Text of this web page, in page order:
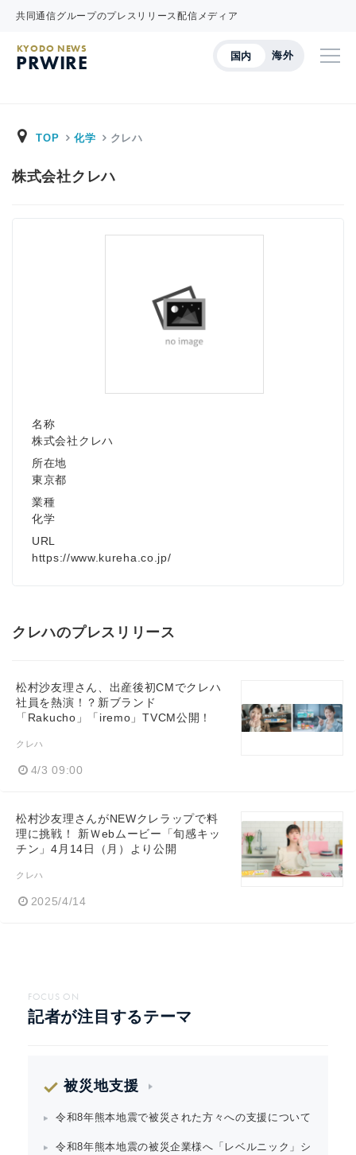
共同通信グループのプレスリリース配信メディア
国内 海外
KYODO NEWS
PRWIRE
TOP 化学 クレハ
株式会社クレハ
名称
株式会社クレハ
所在地
東京都
業種
化学
URL
https://www.kureha.co.jp/
クレハのプレスリリース
松村沙友理さん、出産後初CMでクレハ
社員を熱演！？新ブランド
「Rakucho」「iremo」TVCM公開！
クレハ
4/3 09:00
松村沙友理さんがNEWクレラップで料
理に挑戦！ 新Ｗebムービー「旬感キッ
チン」4月14日（月）より公開
クレハ
2025/4/14
FOCUS ON
記者が注目するテーマ
被災地支援
令和8年熊本地震で被災された方々への支援について
令和8年熊本地震の被災企業様へ「レベルニック」シ